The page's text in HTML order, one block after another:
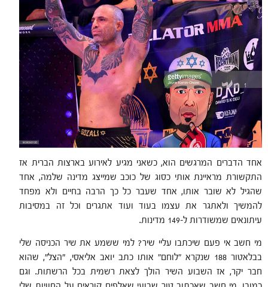
אחד הדברים המרגשים הוא, כשאני מגיע לאירוע בארצות הברית אז
התקשורת מראיינת אותי כסוג של כוכב שמייצג מדינה שלמה, אחד
שהגיל לא שובר אותו, אחד שעבר כל כך הרבה בחיים ולא מפחד
להמשיך ולאתגר את עצמו בעוד ועוד אתגרים וכל זה במסיבות
עיתונאים שמשודרות ל-149 מדינות.
מי חשב אי פעם שיכתבו עליי שיר? למי ששמע את שיר הכניסה שלי
בבלאטור 188 שנקרא ״לוחם״ אותו כתב יואב אליאסי, "הצל", שהוא
חבר יקר, אז השבוע השיר הולך לצאת רשמית בכל הרשתות. וגם